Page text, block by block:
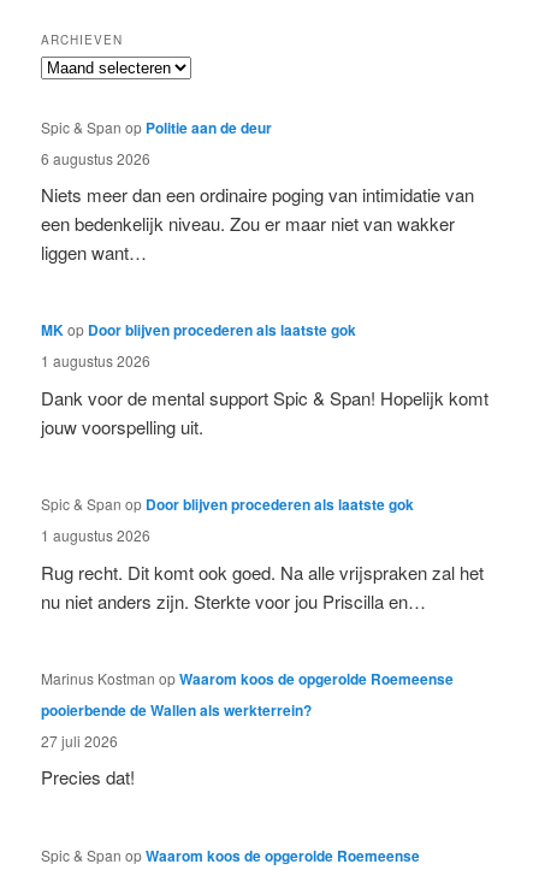
k
e
n
ARCHIEVEN
Archieven
Spic & Span op Politie aan de deur
6 augustus 2026
Niets meer dan een ordinaire poging van intimidatie van
een bedenkelijk niveau. Zou er maar niet van wakker
liggen want…
MKop Door blijven procederen als laatste gok
1 augustus 2026
Dank voor de mental support Spic & Span! Hopelijk komt
jouw voorspelling uit.
Spic & Span op Door blijven procederen als laatste gok
1 augustus 2026
Rug recht. Dit komt ook goed. Na alle vrijspraken zal het
nu niet anders zijn. Sterkte voor jou Priscilla en…
Marinus Kostman opWaarom koos de opgerolde Roemeense
pooierbende de Wallen als werkterrein?
27 juli 2026
Precies dat!
Spic & Span opWaarom koos de opgerolde Roemeense